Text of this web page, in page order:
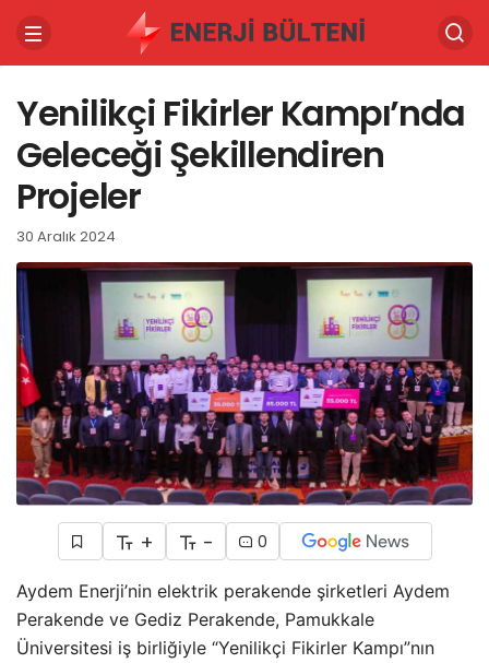
Yenilikçi Fikirler Kampı’nda
Geleceği Şekillendiren
Projeler
30 Aralık 2024
+ - 0
Aydem Enerji’nin elektrik perakende şirketleri Aydem
Perakende ve Gediz Perakende, Pamukkale
Üniversitesi iş birliğiyle “Yenilikçi Fikirler Kampı”nın